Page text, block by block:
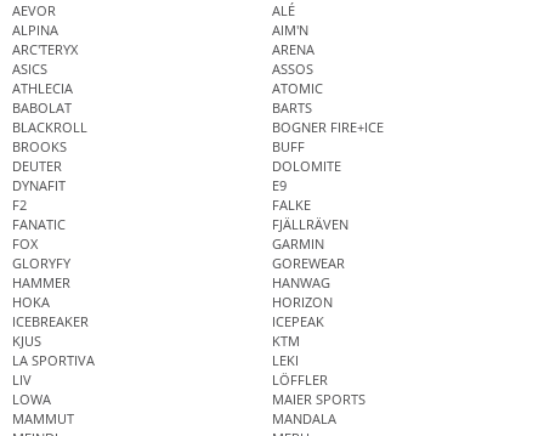
AEVOR
ALÉ
ALPINA
AIM'N
ARC'TERYX
ARENA
ASICS
ASSOS
ATHLECIA
ATOMIC
BABOLAT
BARTS
BLACKROLL
BOGNER FIRE+ICE
BROOKS
BUFF
DEUTER
DOLOMITE
DYNAFIT
E9
F2
FALKE
FANATIC
FJÄLLRÄVEN
FOX
GARMIN
GLORYFY
GOREWEAR
HAMMER
HANWAG
HOKA
HORIZON
ICEBREAKER
ICEPEAK
KJUS
KTM
LA SPORTIVA
LEKI
LIV
LÖFFLER
LOWA
MAIER SPORTS
MAMMUT
MANDALA